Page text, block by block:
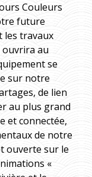
Couleurs
future
les travaux
ouvrira au
se
sur notre
de lien
au plus grand
et connectée,
de notre
ouverte sur le
«